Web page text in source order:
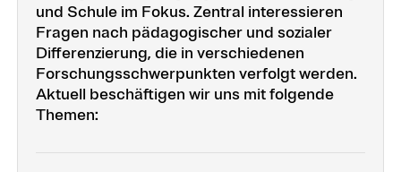
und Schule im Fokus. Zentral interessieren
Fragen nach pädagogischer und sozialer
Differenzierung, die in verschiedenen
Forschungsschwerpunkten verfolgt werden.
Aktuell beschäftigen wir uns mit folgende
Themen: